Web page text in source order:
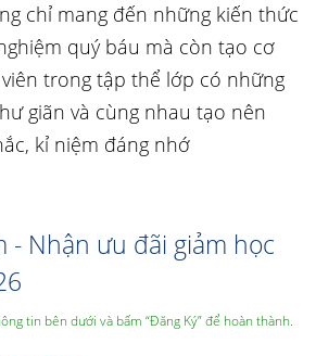
chỉ mang đến những kiến thức
quý báu mà còn tạo cơ
trong tập thể lớp có những
giãn và cùng nhau tạo nên
kỉ niệm đáng nhớ
- Nhận ưu đãi giảm học
tin bên dưới và bấm “Đăng Ký” để hoàn thành.